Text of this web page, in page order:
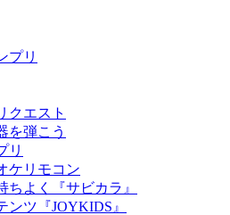
プリ
クエスト
を弾こう
リ
ケリモコン
ちよく『サビカラ』
ンツ『JOYKIDS』